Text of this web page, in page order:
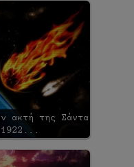
ακτή της Σάντα
1922...